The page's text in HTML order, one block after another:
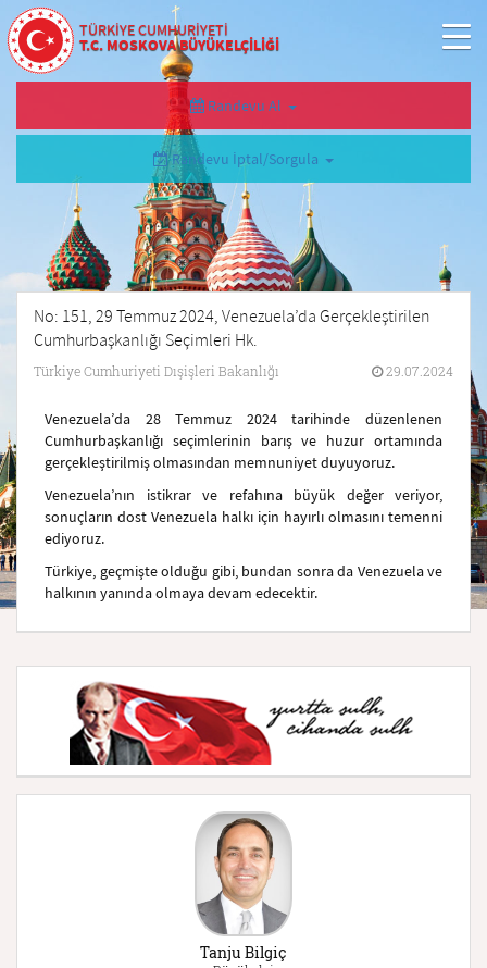
TÜRKİYE CUMHURİYETİ
T.C. MOSKOVA BÜYÜKELÇİLİĞİ
Randevu Al
Randevu İptal/Sorgula
No: 151, 29 Temmuz 2024, Venezuela’da Gerçekleştirilen
Cumhurbaşkanlığı Seçimleri Hk.
Türkiye Cumhuriyeti Dışişleri Bakanlığı 29.07.2024
Venezuela’da 28 Temmuz 2024 tarihinde düzenlenen
Cumhurbaşkanlığı seçimlerinin barış ve huzur ortamında
gerçekleştirilmiş olmasından memnuniyet duyuyoruz.
Venezuela’nın istikrar ve refahına büyük değer veriyor,
sonuçların dost Venezuela halkı için hayırlı olmasını temenni
ediyoruz.
Türkiye, geçmişte olduğu gibi, bundan sonra da Venezuela ve
halkının yanında olmaya devam edecektir.
Tanju Bilgiç